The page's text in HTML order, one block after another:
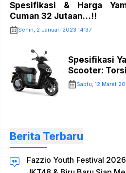
Spesifikasi & Harga
Cuman 32 Jutaan…!!
Senin, 2 Januari 2023 14:37
Spesifikasi
Scooter:
Sabtu, 12 Maret
Berita Terbaru
Fazzio Youth Festival